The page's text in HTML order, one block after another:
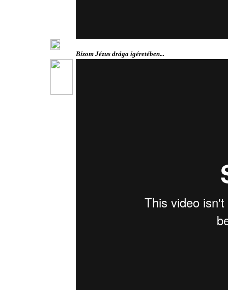
Bízom Jézus drága ígéretében...